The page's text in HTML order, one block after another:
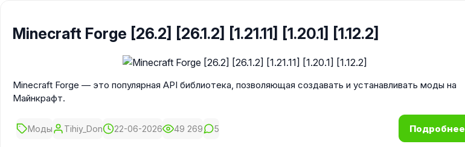
Minecraft Forge [26.2] [26.1.2] [1.21.11] [1.20.1] [1.12.2]
Minecraft Forge — это популярная API библиотека, позволяющая создавать и устанавливать моды на
Майнкрафт.
Моды Tihiy_Don 22-06-2026 49 269 5 Подробнее